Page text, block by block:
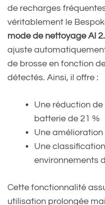
de recharges
véritablement le
mode de nettoyage AI
ajuste
de brosse en fonction
détectés. Ainsi, il offre :
Une réduction
batterie de 21 %
Une
Une
environnements
Cette fonctionnalité
utilisation prolongée